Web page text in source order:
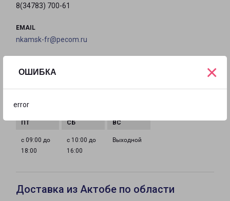
ОШИБКА
error
×
8(34783) 700-61
EMAIL
nkamsk-fr@pecom.ru
18:00
с 09:00 до
18:00
с 10:00 до
16:00
Выходной
Доставка из Актобе по области